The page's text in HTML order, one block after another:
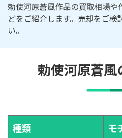
勅使河原蒼風作品の買取相場
どをご紹介します。売却をご検
い。
勅使河原蒼
種類 モ